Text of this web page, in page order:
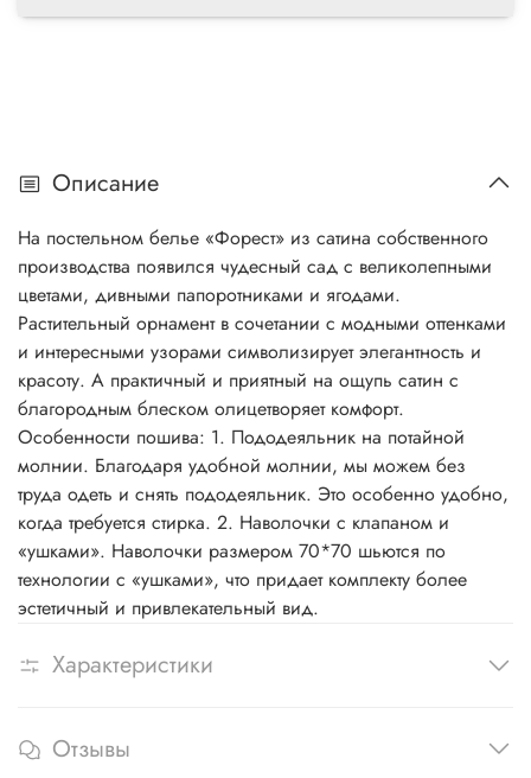
Описание
На постельном белье «Форест» из сатина собственного
производства появился чудесный сад с великолепными
цветами, дивными папоротниками и ягодами.
Растительный орнамент в сочетании с модными оттенками
и интересными узорами символизирует элегантность и
красоту. А практичный и приятный на ощупь сатин с
благородным блеском олицетворяет комфорт.
Особенности пошива: 1. Пододеяльник на потайной
молнии. Благодаря удобной молнии, мы можем без
труда одеть и снять пододеяльник. Это особенно удобно,
когда требуется стирка. 2. Наволочки с клапаном и
«ушками». Наволочки размером 70*70 шьются по
технологии с «ушками», что придает комплекту более
эстетичный и привлекательный вид.
Характеристики
Отзывы